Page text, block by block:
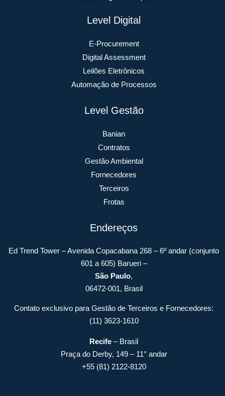
Level Digital
E-Procurement
Digital Assessment
Leilões Eletrônicos
Automação de Processos
Level Gestão
Banian
Contratos
Gestão Ambiental
Fornecedores
Terceiros
Frotas
Endereços
Ed Trend Tower – Avenida Copacabana 268 – 6º andar (conjunto
601 a 605) Barueri –
São Paulo,
06472-001, Brasil
Contato exclusivo para Gestão de Terceiros e Fornecedores:
(11) 3623-1610
Recife – Brasil
Praça do Derby, 149 – 11° andar
+55 (81) 2122-8120